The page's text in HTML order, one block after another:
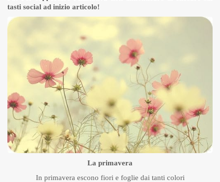
tasti social ad inizio articolo!
La primavera
In primavera escono fiori e foglie dai tanti colori